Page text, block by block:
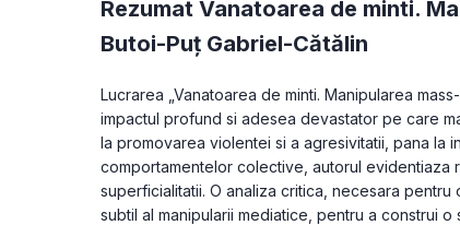
Rezumat Vanatoarea de minti.
Butoi-Puț Gabriel-Cătălin
Lucrarea „Vanatoarea de minti. Manipularea
impactul profund si adesea devastator pe care
la promovarea violentei si a agresivitatii, pana la
comportamentelor colective, autorul evidentiaza
superficialitatii. O analiza critica, necesara
subtil al manipularii mediatice, pentru a construi